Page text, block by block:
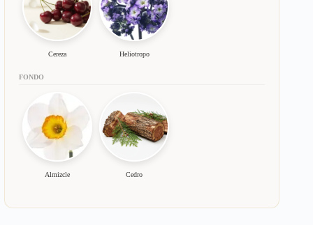
Cereza Heliotropo
FONDO
Almizcle Cedro